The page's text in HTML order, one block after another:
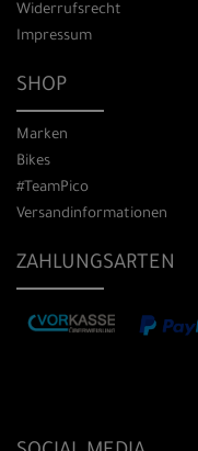
Widerrufsrecht
Impressum
SHOP
Marken
Bikes
#TeamPico
Versandinformationen
ZAHLUNGSARTEN